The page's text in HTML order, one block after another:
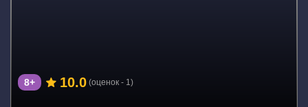
8+ 10.0 (оценок - 1)